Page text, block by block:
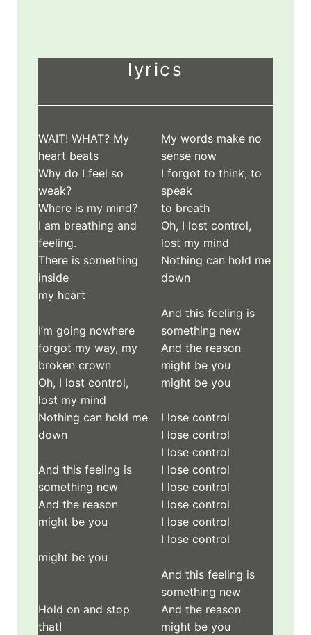
lyrics
WAIT! WHAT? My
heart beats
Why do I feel so
weak?
Where is my mind?
I am breathing and
feeling.
There is something
inside
my heart
I’m going nowhere
forgot my way, my
broken crown
Oh, I lost control,
lost my mind
Nothing can hold me
down
And this feeling is
something new
And the reason
might be you
might be you
Hold on and stop
that!
My words make no
sense now
I forgot to think, to
speak
to breath
Oh, I lost control,
lost my mind
Nothing can hold me
down
And this feeling is
something new
And the reason
might be you
might be you
I lose control
I lose control
I lose control
I lose control
I lose control
I lose control
I lose control
I lose control
And this feeling is
something new
And the reason
might be you